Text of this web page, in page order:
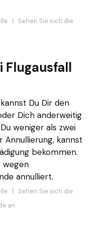
| Sehen Sie sich die
Flugausfall
Du Dir den
Dich anderweitig
weniger als zwei
Annullierung, kannst
bekommen.
wegen
annulliert.
| Sehen Sie sich die
an